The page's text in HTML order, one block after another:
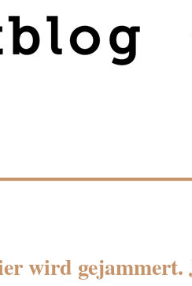
wird gejammert.